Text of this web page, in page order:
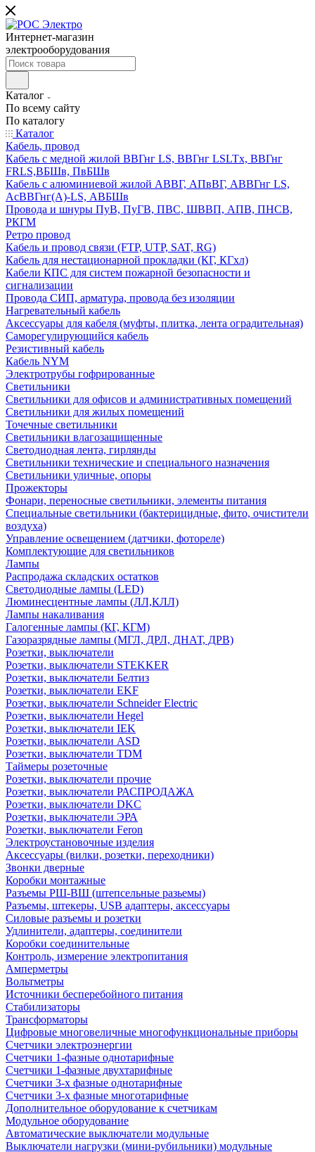
Интернет-магазин
электрооборудования
Каталог
По всему сайту
По каталогу
Каталог
Кабель, провод
Кабель с медной жилой ВВГнг LS, ВВГнг LSLTx, ВВГнг
FRLS,ВБШв, ПвБШв
Кабель с алюминиевой жилой АВВГ, АПвВГ, АВВГнг LS,
АсВВГнг(А)-LS, АВБШв
Провода и шнуры ПуВ, ПуГВ, ПВС, ШВВП, АПВ, ПНСВ,
РКГМ
Ретро провод
Кабель и провод связи (FTP, UTP, SAT, RG)
Кабель для нестационарной прокладки (КГ, КГхл)
Кабели КПС для систем пожарной безопасности и
сигнализации
Провода СИП, арматура, провода без изоляции
Нагревательный кабель
Аксессуары для кабеля (муфты, плитка, лента оградительная)
Саморегулирующийся кабель
Резистивный кабель
Кабель NYM
Электротрубы гофрированные
Светильники
Светильники для офисов и административных помещений
Светильники для жилых помещений
Точечные светильники
Светильники влагозащищенные
Светодиодная лента, гирлянды
Светильники технические и специального назначения
Светильники уличные, опоры
Прожекторы
Фонари, переносные светильники, элементы питания
Специальные светильники (бактерицидные, фито, очистители
воздуха)
Управление освещением (датчики, фотореле)
Комплектующие для светильников
Лампы
Распродажа складских остатков
Светодиодные лампы (LED)
Люминесцентные лампы (ЛЛ,КЛЛ)
Лампы накаливания
Галогенные лампы (КГ, КГМ)
Газоразрядные лампы (МГЛ, ДРЛ, ДНАТ, ДРВ)
Розетки, выключатели
Розетки, выключатели STEKKER
Розетки, выключатели Белтиз
Розетки, выключатели EKF
Розетки, выключатели Schneider Electric
Розетки, выключатели Hegel
Розетки, выключатели IEK
Розетки, выключатели ASD
Розетки, выключатели TDM
Таймеры розеточные
Розетки, выключатели прочие
Розетки, выключатели РАСПРОДАЖА
Розетки, выключатели DKC
Розетки, выключатели ЭРА
Розетки, выключатели Feron
Электроустановочные изделия
Аксессуары (вилки, розетки, переходники)
Звонки дверные
Коробки монтажные
Разъемы РШ-ВШ (штепсельные разьемы)
Разъемы, штекеры, USB адаптеры, аксессуары
Силовые разъемы и розетки
Удлинители, адаптеры, соединители
Коробки соединительные
Контроль, измерение электропитания
Амперметры
Вольтметры
Источники бесперебойного питания
Стабилизаторы
Трансформаторы
Цифровые многовеличные многофункциональные приборы
Счетчики электроэнергии
Счетчики 1-фазные однотарифные
Счетчики 1-фазные двухтарифные
Счетчики 3-х фазные однотарифные
Счетчики 3-х фазные многотарифные
Дополнительное оборудование к счетчикам
Модульное оборудование
Автоматические выключатели модульные
Выключатели нагрузки (мини-рубильники) модульные